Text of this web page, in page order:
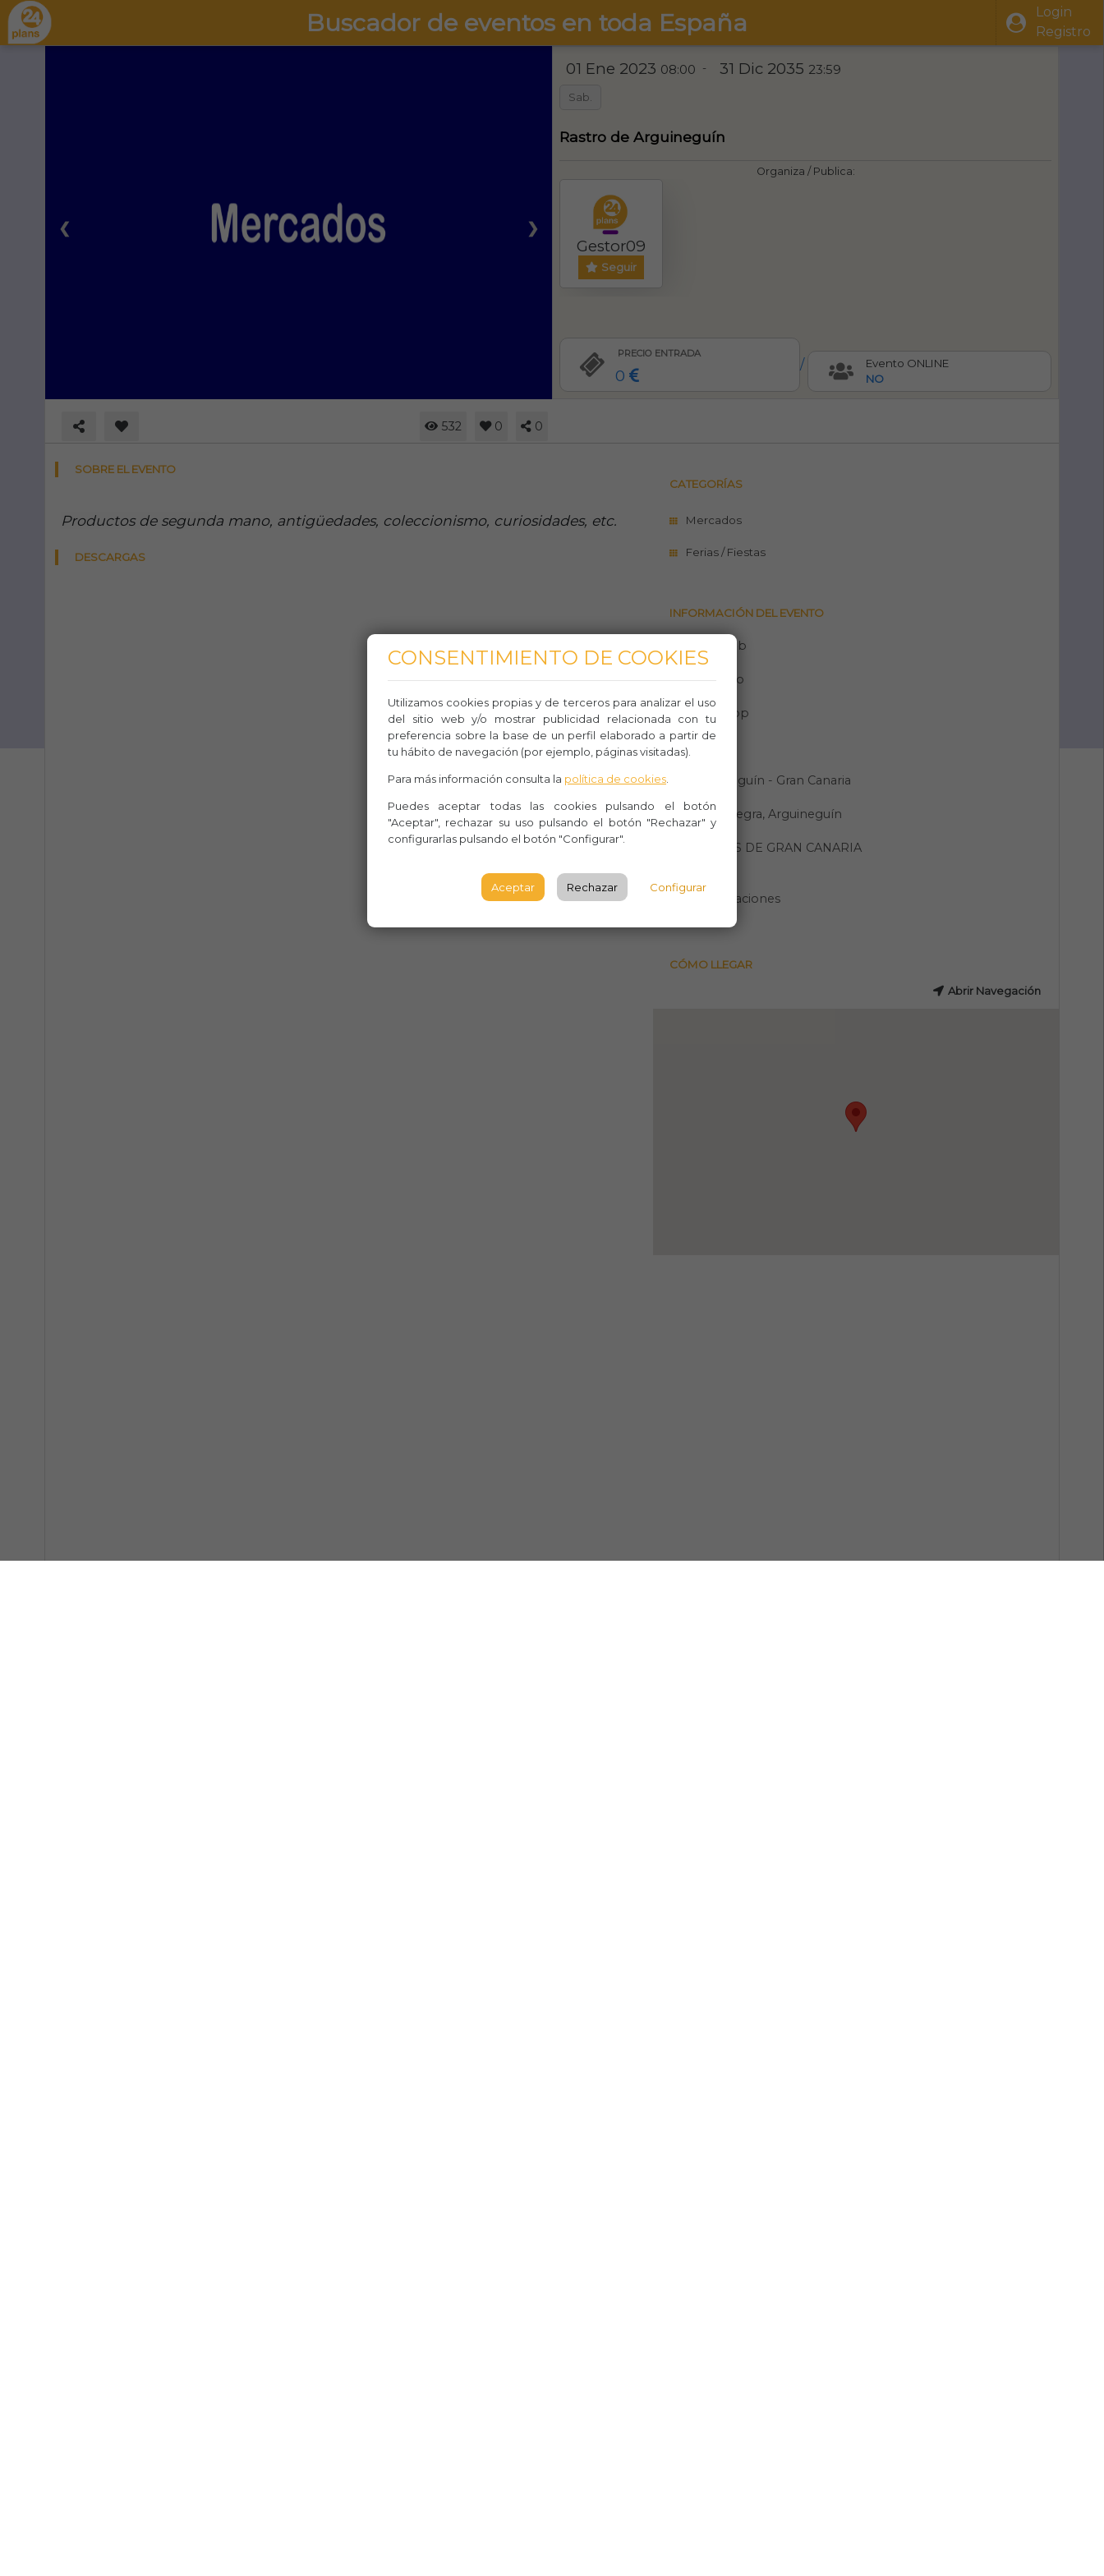
Buscador de eventos en toda España
Login
Registro
❮ ❯
01 Ene 2023 08:00 - 31 Dic 2035 23:59
Sab.
Rastro de Arguineguín
Organiza / Publica:
Gestor09
Seguir
PRECIO ENTRADA
0
/
Evento ONLINE
NO
532 0 0
SOBRE EL EVENTO
Productos de segunda mano, antigüedades, coleccionismo, curiosidades, etc.
DESCARGAS
CATEGORÍAS
Mercados
Ferias / Fiestas
INFORMACIÓN DEL EVENTO
Sitio web
Teléfono
Whasapp
Arguineguín - Gran Canaria
Plaza Negra, Arguineguín
PALMAS DE GRAN CANARIA
Observaciones
CÓMO LLEGAR
Abrir Navegación
CONSENTIMIENTO DE COOKIES
Utilizamos cookies propias y de terceros para analizar el uso
del sitio web y/o mostrar publicidad relacionada con tu
preferencia sobre la base de un perfil elaborado a partir de
tu hábito de navegación (por ejemplo, páginas visitadas).
Para más información consulta la política de cookies
Puedes aceptar todas las cookies pulsando el botón
"Aceptar", rechazar su uso pulsando el botón "Rechazar" y
configurarlas pulsando el botón "Configurar".
Aceptar Rechazar Configurar